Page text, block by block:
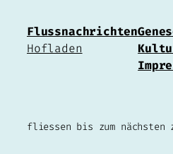
Flussnachrichten
Hofladen
fliessen bis zum nächsten